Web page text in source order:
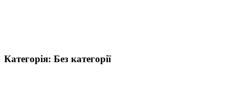
Категорія: Без категорії